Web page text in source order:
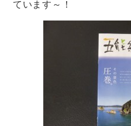
ています～！